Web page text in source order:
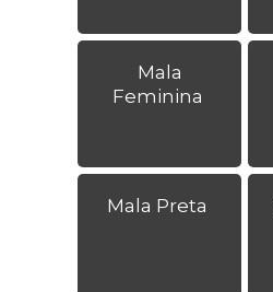
Mala
Feminina
Mala Preta